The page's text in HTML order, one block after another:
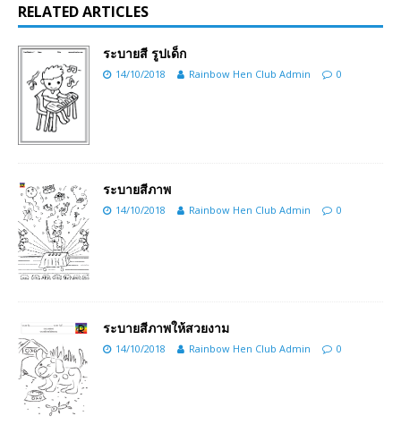
RELATED ARTICLES
ระบายสี รูปเด็ก
14/10/2018 Rainbow Hen Club Admin 0
ระบายสีภาพ
14/10/2018 Rainbow Hen Club Admin 0
ระบายสีภาพให้สวยงาม
14/10/2018 Rainbow Hen Club Admin 0